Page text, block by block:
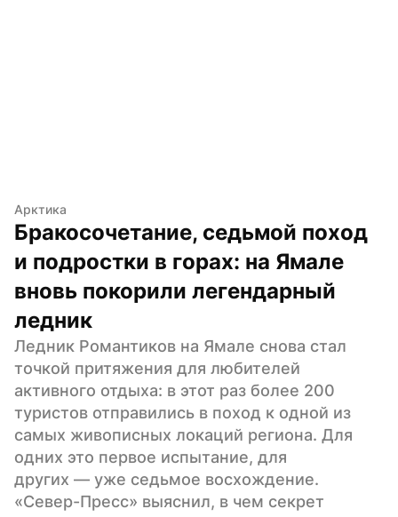
Арктика
Бракосочетание, седьмой поход
и подростки в горах: на Ямале
вновь покорили легендарный
ледник
Ледник Романтиков на Ямале снова стал
точкой притяжения для любителей
активного отдыха: в этот раз более 200
туристов отправились в поход к одной из
самых живописных локаций региона. Для
одних это первое испытание, для
других — уже седьмое восхождение.
«Север-Пресс» выяснил, в чем секрет